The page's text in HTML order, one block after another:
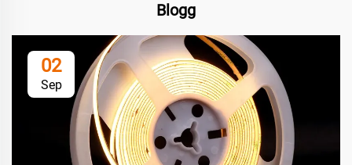
Blogg
02
Sep